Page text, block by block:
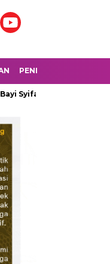
PENDIDIKAN
Tewas Akibat